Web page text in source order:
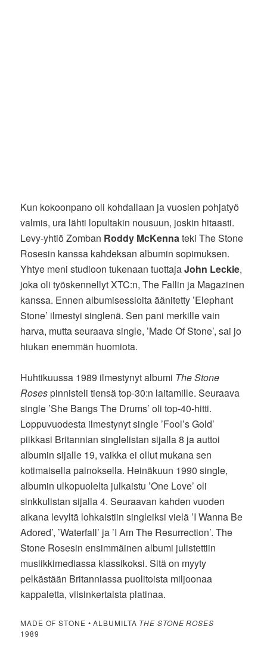
Kun kokoonpano oli kohdallaan ja vuosien pohjatyö
valmis, ura lähti lopultakin nousuun, joskin hitaasti.
Levy-yhtiö Zomban Roddy McKenna teki The Stone
Rosesin kanssa kahdeksan albumin sopimuksen.
Yhtye meni studioon tukenaan tuottajaJohn Leckie,
joka oli työskennellyt XTC:n, The Fallin ja Magazinen
kanssa. Ennen albumisessioita äänitetty ’Elephant
Stone’ ilmestyi singlenä. Sen pani merkille vain
harva, mutta seuraava single, ’Made Of Stone’, sai jo
hiukan enemmän huomiota.
Huhtikuussa 1989 ilmestynyt albumi The Stone
Rosespinnisteli tiensä top-30:n laitamille. Seuraava
single ’She Bangs The Drums’ oli top-40-hitti.
Loppuvuodesta ilmestynyt single ’Fool’s Gold’
piikkasi Britannian singlelistan sijalla 8 ja auttoi
albumin sijalle 19, vaikka ei ollut mukana sen
kotimaisella painoksella. Heinäkuun 1990 single,
albumin ulkopuolelta julkaistu ’One Love’ oli
sinkkulistan sijalla 4. Seuraavan kahden vuoden
aikana levyltä lohkaistiin singleiksi vielä ’I Wanna Be
Adored’, ’Waterfall’ ja ’I Am The Resurrection’. The
Stone Rosesin ensimmäinen albumi julistettiin
musiikkimediassa klassikoksi. Sitä on myyty
pelkästään Britanniassa puolitoista miljoonaa
kappaletta, viisinkertaista platinaa.
MADE OF STONE • ALBUMILTA THE STONE ROSES
1989